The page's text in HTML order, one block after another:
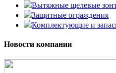
Вытяжные щелевые
Защитные ограждения
Комплектующие и
Новости компании